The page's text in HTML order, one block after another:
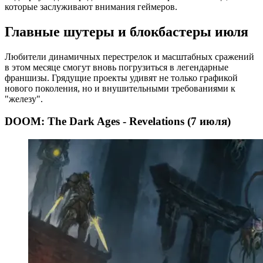
которые заслуживают внимания геймеров.
Главные шутеры и блокбастеры июля
Любители динамичных перестрелок и масштабных сражений
в этом месяце смогут вновь погрузиться в легендарные
франшизы. Грядущие проекты удивят не только графикой
нового поколения, но и внушительными требованиями к
"железу".
DOOM: The Dark Ages - Revelations (7 июля)